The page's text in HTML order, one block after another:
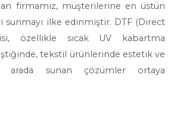
firmamız, müşterilerine en üstün
ilke edinmiştir. DTF (Direct
özellikle sıcak UV kabartma
tekstil ürünlerinde estetik ve
arada sunan çözümler ortaya